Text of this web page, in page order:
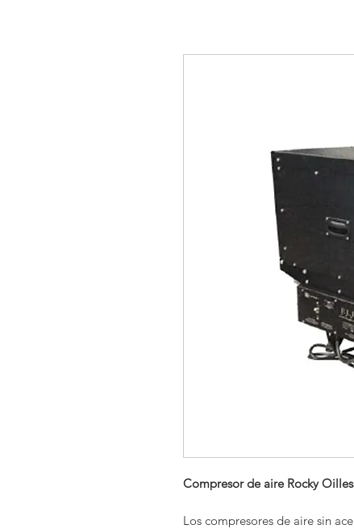
Compresor de aire Rocky
Los compresores de aire sin